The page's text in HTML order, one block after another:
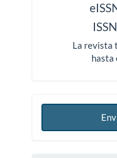
La revista
hasta